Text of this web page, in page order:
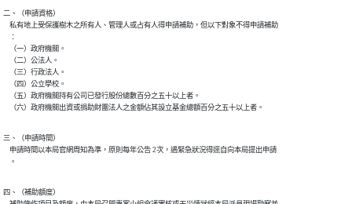
二、（申請資格）
    私有地上受保護樹木之所有人、管理人或占有人得申請補助，但以下對象不得申請補助
    ：
    （一）政府機關。
    （二）公法人。
    （三）行政法人。
    （四）公立學校。
    （五）政府機關持有公司已發行股份總數百分之五十以上者。
    （六）政府機關出資或捐助財團法人之金額佔其設立基金總額百分之五十以上者。
三、（申請時間）
    申請時間以本局官網周知為準，原則每年公告 2次，遇緊急狀況得逕自向本局提出申請
    。
四、（補助額度）